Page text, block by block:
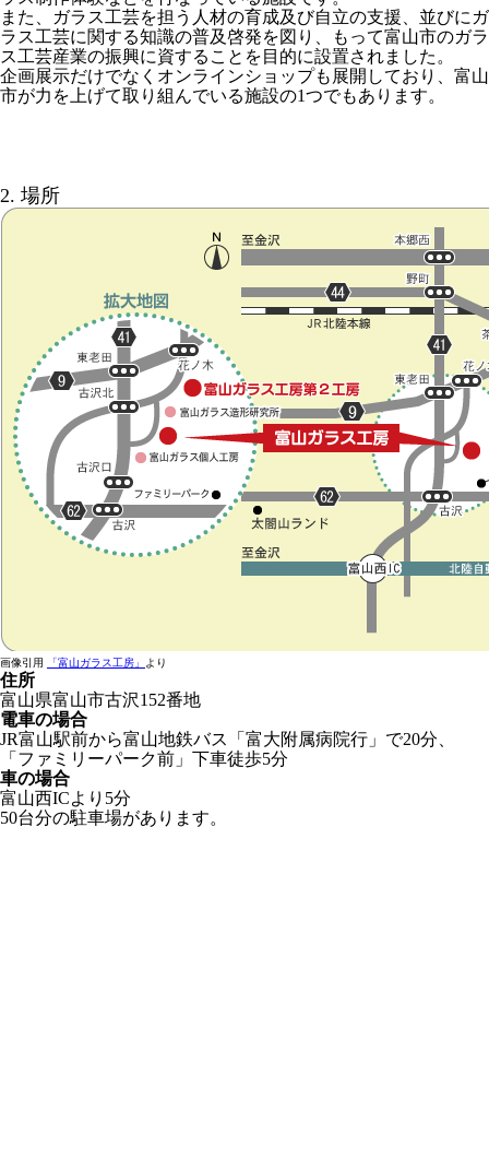
また、ガラス工芸を担う人材の育成及び自立の支援、並びにガ
ラス工芸に関する知識の普及啓発を図り、もって富山市のガラ
ス工芸産業の振興に資することを目的に設置されました。
企画展示だけでなくオンラインショップも展開しており、富山
市が力を上げて取り組んでいる施設の1つでもあります。
2. 場所
画像引用 「富山ガラス工房」 より
住所
富山県富山市古沢152番地
電車の場合
JR富山駅前から富山地鉄バス「富大附属病院行」で20分、
「ファミリーパーク前」下車徒歩5分
車の場合
富山西ICより5分
50台分の駐車場があります。